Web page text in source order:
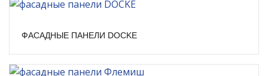
ФАСАДНЫЕ ПАНЕЛИ DOCKE